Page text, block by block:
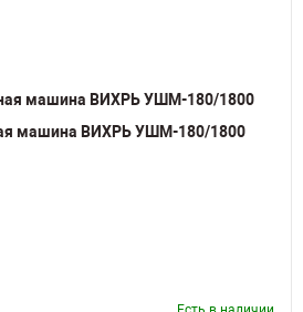
машина ВИХРЬ УШМ-180/1800